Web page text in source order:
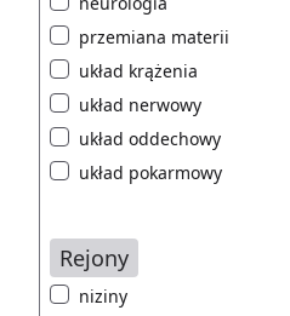
przemiana materii
układ krążenia
układ nerwowy
układ oddechowy
układ pokarmowy
Rejony
niziny